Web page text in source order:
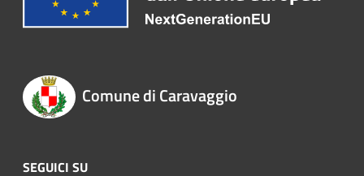
Comune di Caravaggio
SEGUICI SU